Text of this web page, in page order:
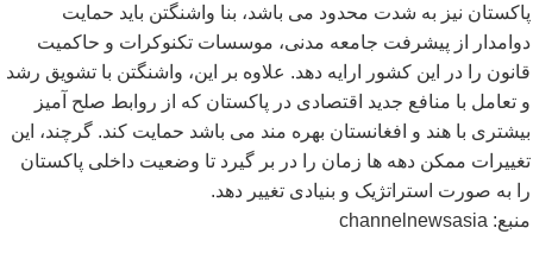
پاکستان نیز به شدت محدود می باشد، بنا واشنگتن باید حمایت
دوامدار از پیشرفت جامعه مدنی، موسسات تکنوکرات و حاکمیت
قانون را در این کشور ارایه دهد. علاوه بر این، واشنگتن با تشویق رشد
و تعامل با منافع جدید اقتصادی در پاکستان که از روابط صلح آمیز
بیشتری با هند و افغانستان بهره مند می باشد حمایت کند. گرچند، این
تغییرات ممکن دهه ها زمان را در بر گیرد تا وضعیت داخلی پاکستان
را به صورت استراتژیک و بنیادی تغییر دهد.
منبع: channelnewsasia